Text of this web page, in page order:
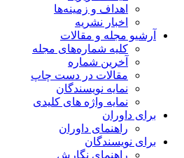
اهداف و زمینه‌ها
اخبار نشریه
آرشیو مجله و مقالات
کلیه شماره‌های مجله
آخرین شماره
مقالات در دست چاپ
نمایه نویسندگان
نمایه واژه های کلیدی
برای داوران
راهنمای داوران
برای نویسندگان
راهنمای نگارش